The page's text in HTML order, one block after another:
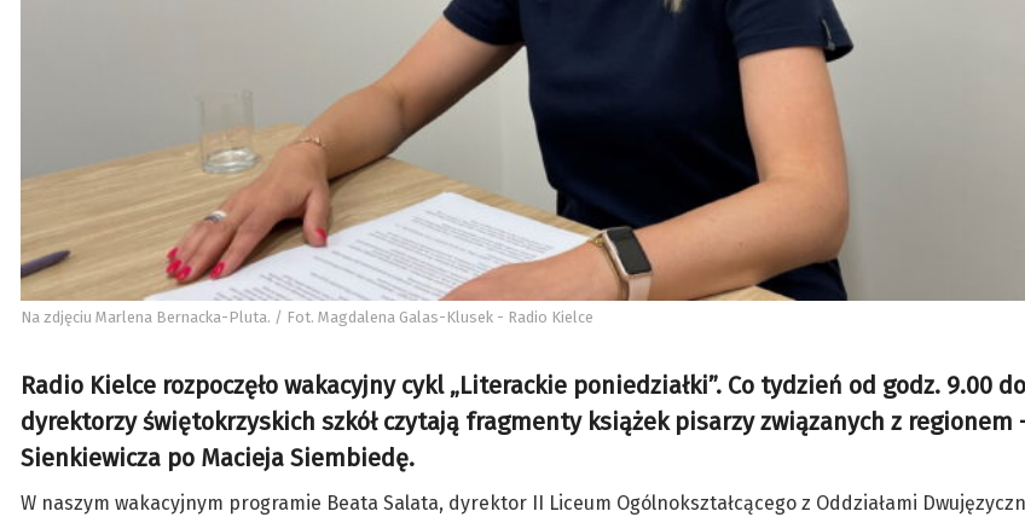
Na zdjęciu Marlena Bernacka-Pluta. / Fot. Magdalena Galas-Klusek - Radio Kielce
Radio Kielce rozpoczęło wakacyjny cykl „Literackie poniedziałki”. Co tydzień od godz. 9.00
dyrektorzy świętokrzyskich szkół czytają fragmenty książek pisarzy związanych z regionem
Sienkiewicza po Macieja Siembiedę.
W naszym wakacyjnym programie Beata Salata, dyrektor II Liceum Ogólnokształcącego z Oddziałami